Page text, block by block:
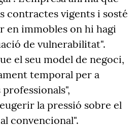
contractes vigents i sosté
en immobles on hi hagi
de vulnerabilitat".
el seu model de negoci,
temporal per a
la pressió sobre el
convencional".